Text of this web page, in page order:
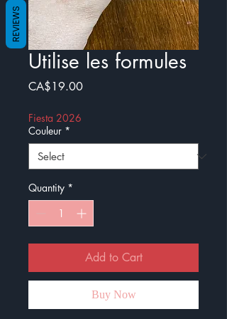
Utilise les formules
CA$19.00Price
Fiesta 2026
Couleur *
Quantity *
Add to Cart
Buy Now
REVIEWS